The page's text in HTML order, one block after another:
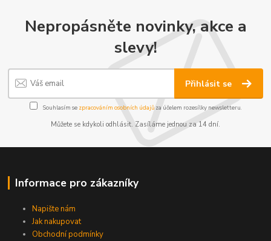
Nepropásněte novinky, akce a
slevy!
Přihlásit se
Souhlasím se zpracováním osobních údajůza účelem rozesílky newsletteru.
Můžete se kdykoli odhlásit. Zasíláme jednou za 14 dní.
Informace pro zákazníky
Napište nám
Jak nakupovat
Obchodní podmínky